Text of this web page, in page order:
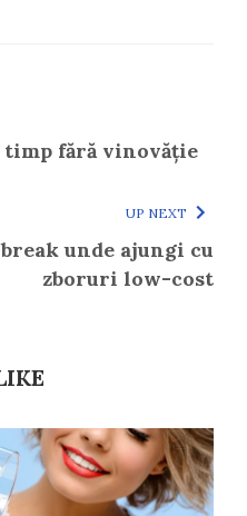
timp fără vinovăție
UP NEXT
unde ajungi cu
zboruri low-cost